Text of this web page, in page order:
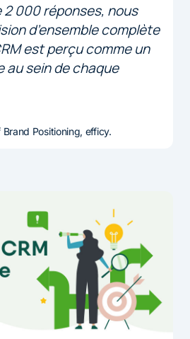
2 000 réponses, nous
d’ensemble complète
est perçu comme un
sein de chaque
Positioning, efficy.